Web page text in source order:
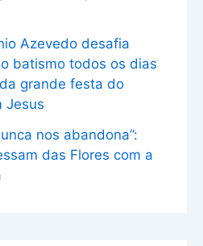
Azevedo desafia
batismo todos os dias
grande festa do
Jesus
nos abandona”:
das Flores com a